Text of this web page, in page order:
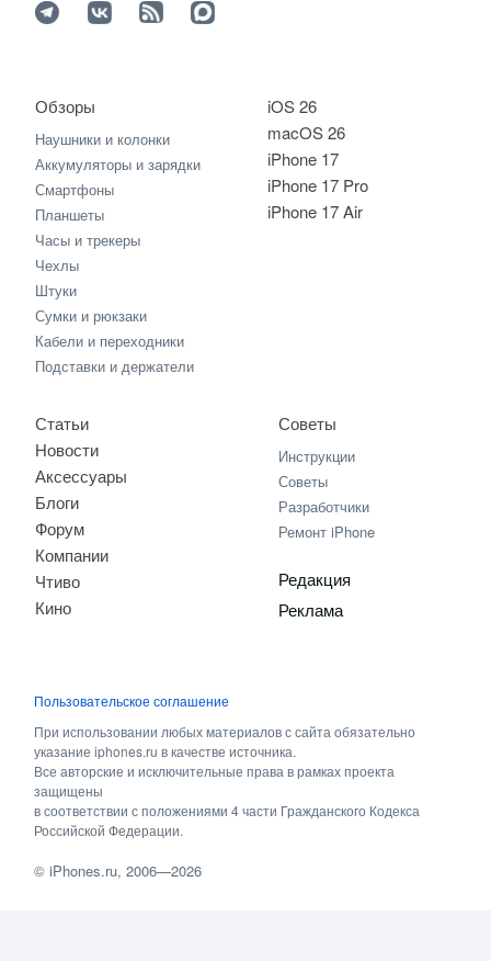
iOS 26
macOS 26
iPhone 17
iPhone 17 Pro
iPhone 17 Air
Обзоры
Наушники и колонки
Аккумуляторы и зарядки
Смартфоны
Планшеты
Часы и трекеры
Чехлы
Штуки
Сумки и рюкзаки
Кабели и переходники
Подставки и держатели
Статьи
Новости
Аксессуары
Блоги
Форум
Компании
Чтиво
Кино
Советы
Инструкции
Советы
Разработчики
Ремонт iPhone
Редакция
Реклама
Пользовательское соглашение
При использовании любых материалов с сайта обязательно
указание iphones.ru в качестве источника.
Все авторские и исключительные права в рамках проекта
защищены
в соответствии с положениями 4 части Гражданского Кодекса
Российской Федерации.
©iPhones.ru, 2006—2026